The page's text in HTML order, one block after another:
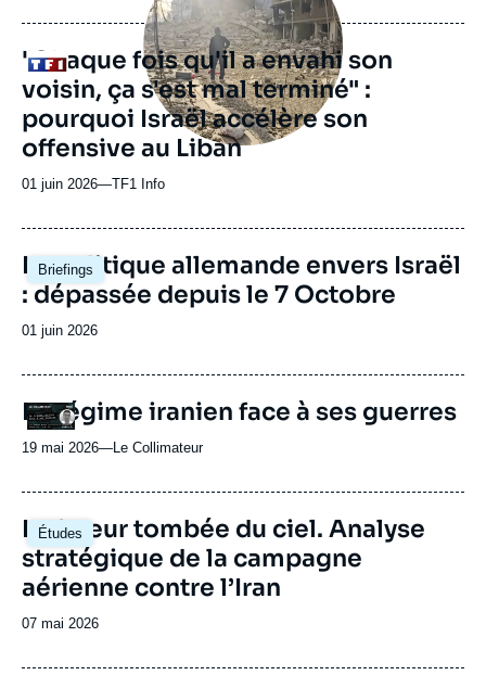
journal,
revue
ou
émission
Logo
"Chaque fois qu'il a envahi son
voisin, ça s'est mal terminé" :
pourquoi Israël accélère son
offensive au Liban
01 juin 2026—Nom
journal,
ou
émission
TF1 Info
Briefings
Image
principale
La politique allemande envers Israël
: dépassée depuis le 7 Octobre
Date
publication
01 juin 2026
Logo
URL
de
Spotify
Le régime iranien face à ses guerres
19 mai 2026—Nom
journal,
ou
émission
Le Collimateur
Études
Image
principale
La fureur tombée du ciel. Analyse
stratégique de la campagne
aérienne contre l’Iran
Date
publication
07 mai 2026